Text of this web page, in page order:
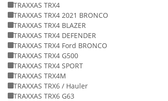
TRAXXAS TRX4
TRAXXAS TRX4 2021 BRONCO
TRAXXAS TRX4 BLAZER
TRAXXAS TRX4 DEFENDER
TRAXXAS TRX4 Ford BRONCO
TRAXXAS TRX4 G500
TRAXXAS TRX4 SPORT
TRAXXAS TRX4M
TRAXXAS TRX6 / Hauler
TRAXXAS TRX6 G63